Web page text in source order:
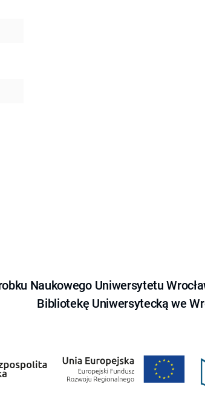
Naukowego Uniwersytetu
Bibliotekę Uniwersytecką we